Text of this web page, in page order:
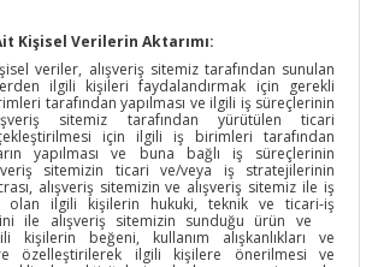
Kişisel Verilerin Aktarımı:
veriler, alışveriş sitemiz tarafından sunulan
ilgili kişileri faydalandırmak için gerekli
tarafından yapılması ve ilgili iş süreçlerinin
sitemiz tarafından yürütülen ticari
için ilgili iş birimleri tarafından
yapılması ve buna bağlı iş süreçlerinin
sitemizin ticari ve/veya iş stratejilerinin
alışveriş sitemizin ve alışveriş sitemiz ile iş
olan ilgili kişilerin hukuki, teknik ve ticari-iş
ile alışveriş sitemizin sunduğu ürün ve
kişilerin beğeni, kullanım alışkanlıkları ve
özelleştirilerek ilgili kişilere önerilmesi ve